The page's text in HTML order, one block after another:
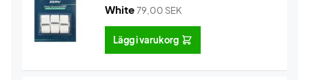
White79,00 SEK
Lägg i varukorg